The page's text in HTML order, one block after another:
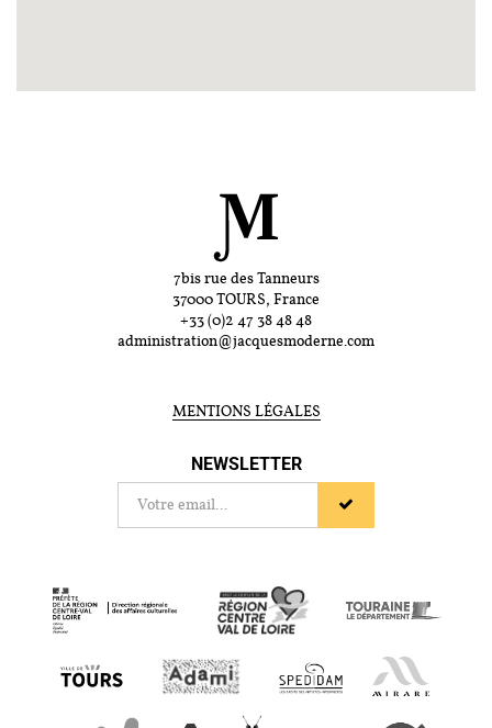
7bis rue des Tanneurs
37000 TOURS, France
+33 (0)2 47 38 48 48
administration@jacquesmoderne.com
MENTIONS LÉGALES
NEWSLETTER